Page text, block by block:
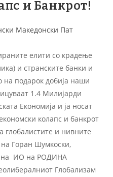
и Банкрот!
Македонски Пат
елити со крадење
и странските банки и
на подарок добија наши
1.4 Милијарди
Економија и ја носат
колапс и банкрот
глобалистите и нивните
Горан Шумкоски,
на ИО на РОДИНА
Глобализам